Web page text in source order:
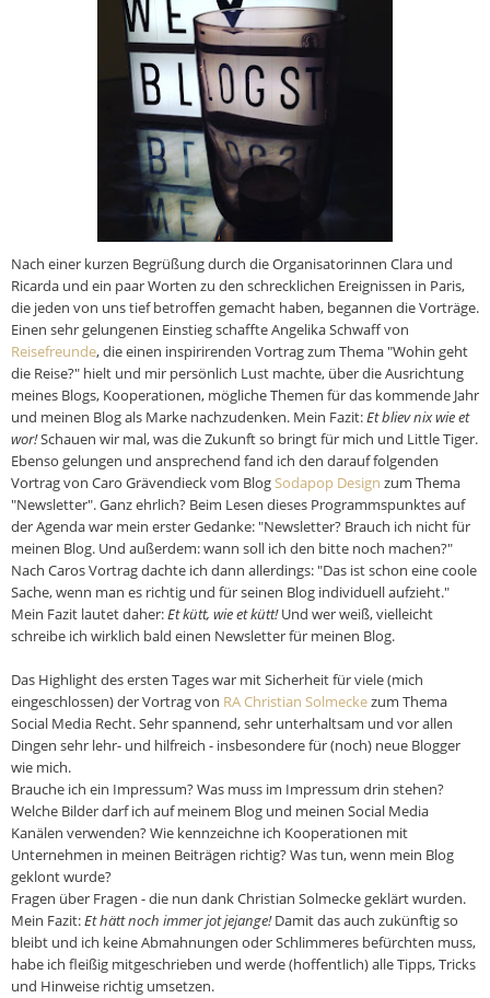
Nach einer kurzen Begrüßung durch die Organisatorinnen Clara und
Ricarda und ein paar Worten zu den schrecklichen Ereignissen in Paris,
die jeden von uns tief betroffen gemacht haben, begannen die Vorträge.
Einen sehr gelungenen Einstieg schaffte Angelika Schwaff von
Reisefreunde, die einen inspirirenden Vortrag zum Thema "Wohin geht
die Reise?" hielt und mir persönlich Lust machte, über die Ausrichtung
meines Blogs, Kooperationen, mögliche Themen für das kommende Jahr
und meinen Blog als Marke nachzudenken. Mein Fazit:Et bliev nix wie et
wor!Schauen wir mal, was die Zukunft so bringt für mich und Little Tiger.
Ebenso gelungen und ansprechend fand ich den darauf folgenden
Vortrag von Caro Grävendieck vom BlogSodapop Design zum Thema
"Newsletter". Ganz ehrlich? Beim Lesen dieses Programmspunktes auf
der Agenda war mein erster Gedanke: "Newsletter? Brauch ich nicht für
meinen Blog. Und außerdem: wann soll ich den bitte noch machen?"
Nach Caros Vortrag dachte ich dann allerdings: "Das ist schon eine coole
Sache, wenn man es richtig und für seinen Blog individuell aufzieht."
Mein Fazit lautet daher:Et kütt, wie et kütt!Und wer weiß, vielleicht
schreibe ich wirklich bald einen Newsletter für meinen Blog.
Das Highlight des ersten Tages war mit Sicherheit für viele (mich
eingeschlossen) der Vortrag von RA Christian Solmeckezum Thema
Social Media Recht. Sehr spannend, sehr unterhaltsam und vor allen
Dingen sehr lehr- und hilfreich - insbesondere für (noch) neue Blogger
wie mich.
Brauche ich ein Impressum? Was muss im Impressum drin stehen?
Welche Bilder darf ich auf meinem Blog und meinen Social Media
Kanälen verwenden? Wie kennzeichne ich Kooperationen mit
Unternehmen in meinen Beiträgen richtig? Was tun, wenn mein Blog
geklont wurde?
Fragen über Fragen - die nun dank Christian Solmecke geklärt wurden.
Mein Fazit:Et hätt noch immer jot jejange!Damit das auch zukünftig so
bleibt und ich keine Abmahnungen oder Schlimmeres befürchten muss,
habe ich fleißig mitgeschrieben und werde (hoffentlich) alle Tipps, Tricks
und Hinweise richtig umsetzen.